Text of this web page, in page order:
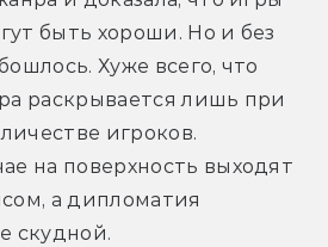
быть хороши. Но и без
Хуже всего, что
раскрывается лишь при
игроков.
на поверхность выходят
а дипломатия
скудной.